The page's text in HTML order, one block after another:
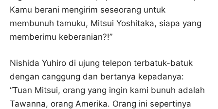
Kamu berani mengirim seseorang untuk
membunuh tamuku, Mitsui Yoshitaka, siapa yang
memberimu keberanian?!”
Nishida Yuhiro di ujung telepon terbatuk-batuk
dengan canggung dan bertanya kepadanya:
“Tuan Mitsui, orang yang ingin kami bunuh adalah
Tawanna, orang Amerika. Orang ini sepertinya